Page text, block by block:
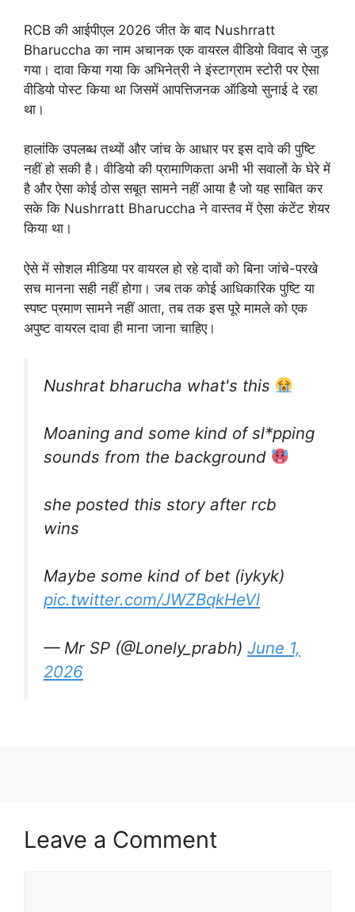
RCB की आईपीएल 2026 जीत के बाद Nushrratt
Bharuccha का नाम अचानक एक वायरल वीडियो विवाद से जुड़
गया। दावा किया गया कि अभिनेत्री ने इंस्टाग्राम स्टोरी पर ऐसा
वीडियो पोस्ट किया था जिसमें आपत्तिजनक ऑडियो सुनाई दे रहा
था।
हालांकि उपलब्ध तथ्यों और जांच के आधार पर इस दावे की पुष्टि
नहीं हो सकी है। वीडियो की प्रामाणिकता अभी भी सवालों के घेरे में
है और ऐसा कोई ठोस सबूत सामने नहीं आया है जो यह साबित कर
सके कि Nushrratt Bharuccha ने वास्तव में ऐसा कंटेंट शेयर
किया था।
ऐसे में सोशल मीडिया पर वायरल हो रहे दावों को बिना जांचे-परखे
सच मानना सही नहीं होगा। जब तक कोई आधिकारिक पुष्टि या
स्पष्ट प्रमाण सामने नहीं आता, तब तक इस पूरे मामले को एक
अपुष्ट वायरल दावा ही माना जाना चाहिए।
Nushrat bharucha what's this
Moaning and some kind of sl*pping
sounds from the background
she posted this story after rcb
wins
Maybe some kind of bet (iykyk)
pic.twitter.com/JWZBqkHeVl
— Mr SP (@Lonely_prabh) June 1,
2026
Leave a Comment